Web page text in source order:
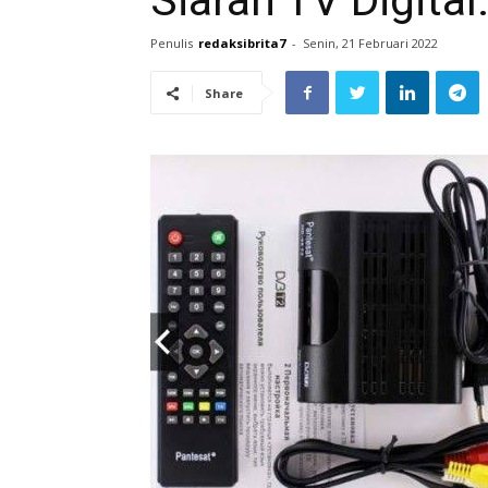
Penulis redaksibrita7 - Senin, 21 Februari 2022
Share